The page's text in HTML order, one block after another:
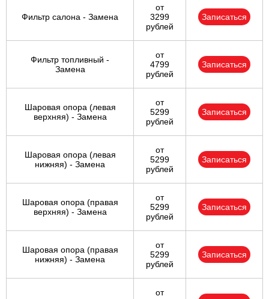
Фильтр салона - Замена
от
3299
рублей
Записаться
Фильтр топливный -
Замена
от
4799
рублей
Записаться
Шаровая опора (левая
верхняя) - Замена
от
5299
рублей
Записаться
Шаровая опора (левая
нижняя) - Замена
от
5299
рублей
Записаться
Шаровая опора (правая
верхняя) - Замена
от
5299
рублей
Записаться
Шаровая опора (правая
нижняя) - Замена
от
5299
рублей
Записаться
от